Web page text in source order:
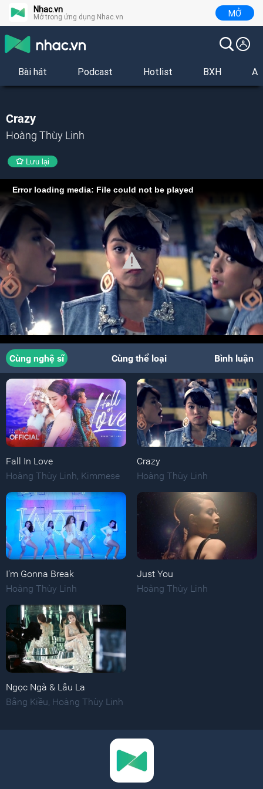
Nhac.vn
Mở trong ứng dụng Nhac.vn MỞ
Bài hát Podcast Hotlist BXH
Crazy
Hoàng Thùy Linh
Lưu lại
Error loading media: File could not be played
Cùng nghệ sĩ Cùng thể loại Bình luận
Fall In Love
Hoàng Thùy Linh Kimmese
Crazy
Hoàng Thùy Linh
I'm Gonna Break
Hoàng Thùy Linh
Just You
Hoàng Thùy Linh
Ngọc Ngà & Lâu La
Bằng Kiều Hoàng Thùy Linh